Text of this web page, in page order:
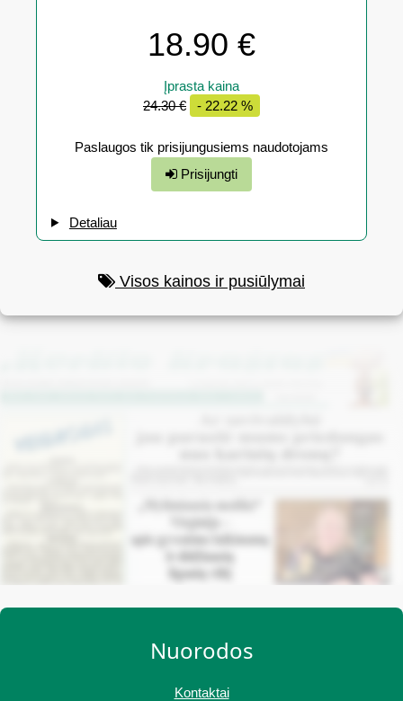
18.90 €
Įprasta kaina
24.30 €
- 22.22 %
Paslaugos tik prisijungusiems naudotojams
Prisijungti
Detaliau
Visos kainos ir pusiūlymai
Nuorodos
Kontaktai